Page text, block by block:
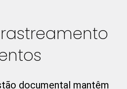
documental mantêm